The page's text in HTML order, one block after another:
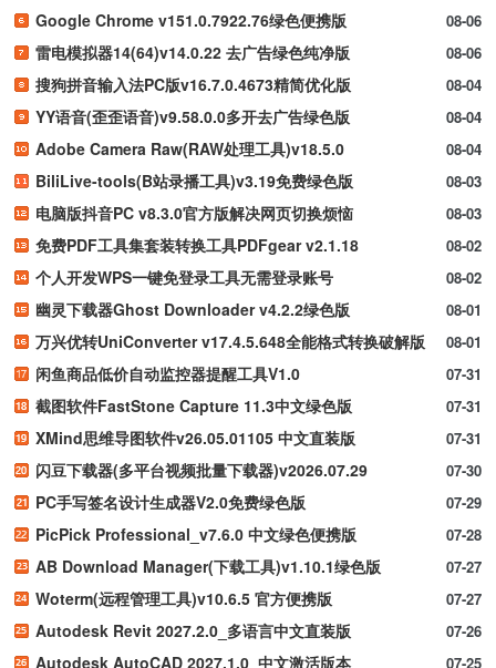
08-06
Google Chrome v151.0.7922.76绿色便携版
08-06
雷电模拟器14(64)v14.0.22 去广告绿色纯净版
08-04
搜狗拼音输入法PC版v16.7.0.4673精简优化版
08-04
YY语音(歪歪语音)v9.58.0.0多开去广告绿色版
08-04
Adobe Camera Raw(RAW处理工具)v18.5.0
08-03
BiliLive-tools(B站录播工具)v3.19免费绿色版
08-03
电脑版抖音PC v8.3.0官方版解决网页切换烦恼
08-02
免费PDF工具集套装转换工具PDFgear v2.1.18
08-02
个人开发WPS一键免登录工具无需登录账号
08-01
幽灵下载器Ghost Downloader v4.2.2绿色版
08-01
万兴优转UniConverter v17.4.5.648全能格式转换破解版
07-31
闲鱼商品低价自动监控器提醒工具V1.0
07-31
截图软件FastStone Capture 11.3中文绿色版
07-31
XMind思维导图软件v26.05.01105 中文直装版
07-30
闪豆下载器(多平台视频批量下载器)v2026.07.29
07-29
PC手写签名设计生成器V2.0免费绿色版
07-28
PicPick Professional_v7.6.0 中文绿色便携版
07-27
AB Download Manager(下载工具)v1.10.1绿色版
07-27
Woterm(远程管理工具)v10.6.5 官方便携版
07-26
Autodesk Revit 2027.2.0_多语言中文直装版
07-25
Autodesk AutoCAD 2027.1.0_中文激活版本